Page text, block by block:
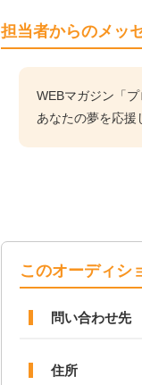
担当者からのメッ
WEBマガジン「
あなたの夢を応援
このオーディシ
問い合わせ先
住所